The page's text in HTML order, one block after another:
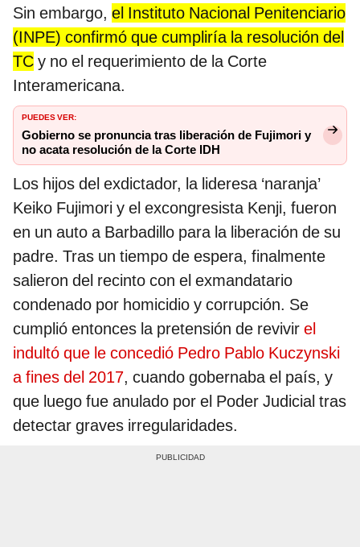
Sin embargo, el Instituto Nacional Penitenciario
(INPE) confirmó que cumpliría la resolución del
TC y no el requerimiento de la Corte
Interamericana.
PUEDES VER:
Gobierno se pronuncia tras liberación de Fujimori y
no acata resolución de la Corte IDH
Los hijos del exdictador, la lideresa ‘naranja’
Keiko Fujimori y el excongresista Kenji, fueron
en un auto a Barbadillo para la liberación de su
padre. Tras un tiempo de espera, finalmente
salieron del recinto con el exmandatario
condenado por homicidio y corrupción. Se
cumplió entonces la pretensión de revivir el
indultó que le concedió Pedro Pablo Kuczynski
a fines del 2017, cuando gobernaba el país, y
que luego fue anulado por el Poder Judicial tras
detectar graves irregularidades.